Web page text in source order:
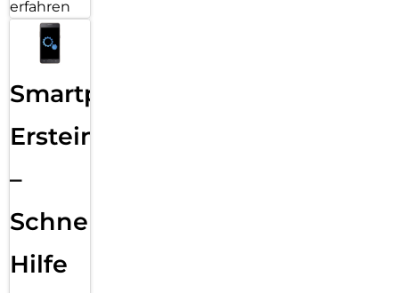
erfahren
Smartphone
Ersteinrichtung
–
Schnelle
Hilfe